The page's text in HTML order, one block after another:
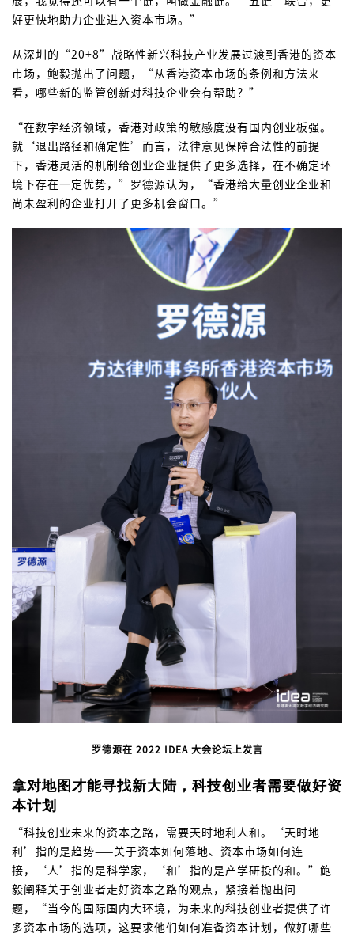
好更快地助力企业进入资本市场。”
从深圳的“20+8”战略性新兴科技产业发展过渡到香港的资本
市场，鲍毅抛出了问题，“从香港资本市场的条例和方法来
看，哪些新的监管创新对科技企业会有帮助？”
“在数字经济领域，香港对政策的敏感度没有国内创业板强。
就‘退出路径和确定性’而言，法律意见保障合法性的前提
下，香港灵活的机制给创业企业提供了更多选择，在不确定环
境下存在一定优势，”罗德源认为，“香港给大量创业企业和
尚未盈利的企业打开了更多机会窗口。”
罗德源在 2022 IDEA 大会论坛上发言
拿对地图才能寻找新大陆，科技创业者需要做好资
本计划
“科技创业未来的资本之路，需要天时地利人和。‘天时地
利’指的是趋势——关于资本如何落地、资本市场如何连
接，‘人’指的是科学家，‘和’指的是产学研投的和。”鲍
毅阐释关于创业者走好资本之路的观点，紧接着抛出问
题，“当今的国际国内大环境，为未来的科技创业者提供了许
多资本市场的选项，这要求他们如何准备资本计划，做好哪些